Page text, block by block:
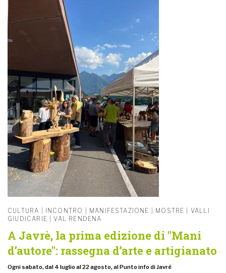
CULTURA | INCONTRO | MANIFESTAZIONE | MOSTRE | VALLI
GIUDICARIE | VAL RENDENA
A Javrè, la prima edizione di "Mani
d’autore": rassegna d’arte e artigianato
Ogni sabato, dal 4 luglio al 22 agosto, al Punto info di Javré